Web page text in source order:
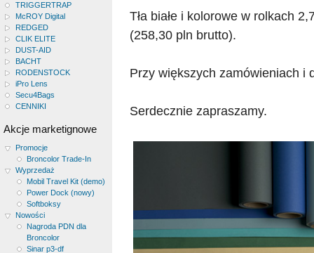
TRIGGERTRAP
McROY Digital
REDGED
CLIK ELITE
DUST-AID
BACHT
RODENSTOCK
iPro Lens
Secu4Bags
CENNIKI
Akcje marketignowe
Promocje
Broncolor Trade-In
Wyprzedaż
Mobil Travel Kit (demo)
Power Dock (nowy)
Softboksy
Nowości
Nagroda PDN dla
Broncolor
Sinar p3-df
Tła białe i kolorowe w rolkach
(258,30 pln brutto).
Przy większych zamówieniach i
Serdecznie zapraszamy.